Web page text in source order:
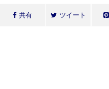
共有 ツイート